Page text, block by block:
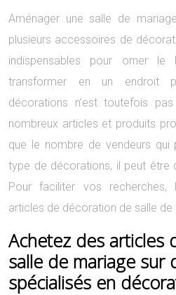
Aménager une salle de
plusieurs accessoires de
indispensables pour orner
transformer en un endroit
décorations n’est toutefois
nombreux articles et produits
que le nombre de vendeurs
type de décorations, il peut être
Pour faciliter vos recherches,
articles de décoration de salle de
Achetez des articles
salle de mariage sur
spécialisés en